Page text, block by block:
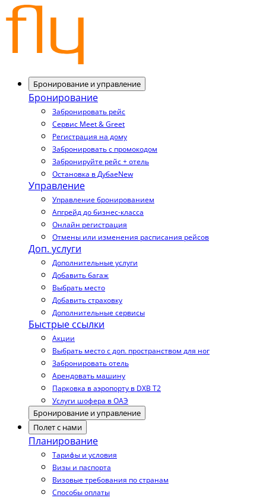
Бронирование и управление
Бронирование
Забронировать рейс
Сервис Meet & Greet
Регистрация на дому
Забронировать с промокодом
Забронируйте рейс + отель
Остановка в ДубаеNew
Управление
Управление бронированием
Апгрейд до бизнес-класса
Онлайн регистрация
Отмены или изменения расписания рейсов
Доп. услуги
Дополнительные услуги
Добавить багаж
Выбрать место
Добавить страховку
Дополнительные сервисы
Быстрые ссылки
Акции
Выбрать место с доп. пространством для ног
Забронировать отель
Арендовать машину
Парковка в аэропорту в DXB T2
Услуги шофера в ОАЭ
Бронирование и управление
Полет с нами
Планирование
Тарифы и условия
Визы и паспорта
Визовые требования по странам
Способы оплаты